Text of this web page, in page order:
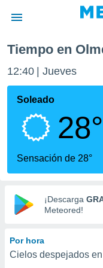
de
ha sido
calidad.
a este
las
y
digital
basada
Tiempo en
12:40 Jueves
Soleado
28°
Sensación de 28°
¡Descarga
Meteored!
Por hora
Cielos despejados